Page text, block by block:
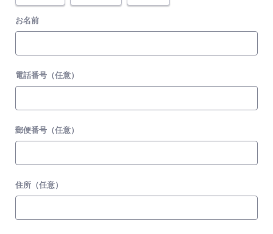
お名前
電話番号（任意）
郵便番号（任意）
住所（任意）